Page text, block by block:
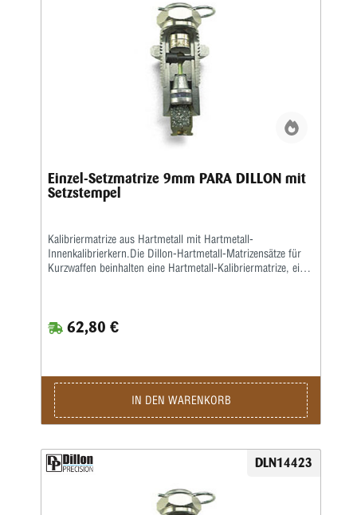
Einzel-Setzmatrize 9mm PARA DILLON mit
Setzstempel
Kalibriermatrize aus Hartmetall mit Hartmetall-
Innenkalibrierkern.Die Dillon-Hartmetall-Matrizensätze für
Kurzwaffen beinhalten eine Hartmetall-Kalibriermatrize, eine
Pulverfüllen in einem Arbeitsgang geschieht. Sollten Sie
Dillon-Matrizensätze in einer Einstationen-Presse benutzen,
62,80 €
IN DEN WARENKORB
DLN14423